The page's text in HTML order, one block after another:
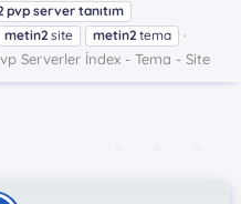
pvp server tanıtım
metin2 site metin2 tema
Serverler İndex - Tema - Site